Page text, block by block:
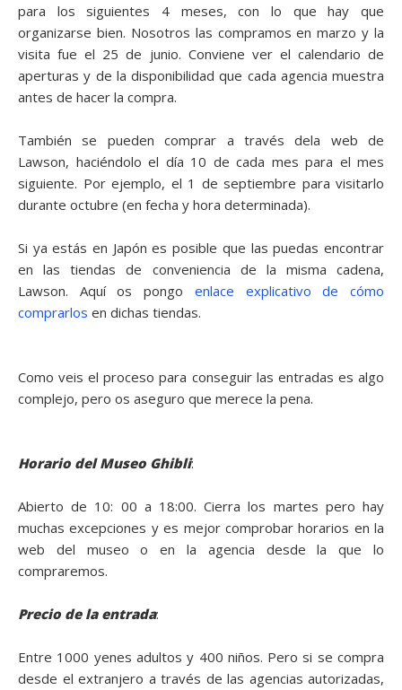
para los siguientes 4 meses, con lo que hay que
organizarse bien. Nosotros las compramos en marzo y la
visita fue el 25 de junio. Conviene ver el calendario de
aperturas y de la disponibilidad que cada agencia muestra
antes de hacer la compra.
También se pueden comprar a través dela web de
Lawson, haciéndolo el día 10 de cada mes para el mes
siguiente. Por ejemplo, el 1 de septiembre para visitarlo
durante octubre (en fecha y hora determinada).
Si ya estás en Japón es posible que las puedas encontrar
en las tiendas de conveniencia de la misma cadena,
Lawson. Aquí os pongo enlace explicativo de cómo
comprarlos en dichas tiendas.
Como veis el proceso para conseguir las entradas es algo
complejo, pero os aseguro que merece la pena.
Horario del Museo Ghibli:
Abierto de 10: 00 a 18:00. Cierra los martes pero hay
muchas excepciones y es mejor comprobar horarios en la
web del museo o en la agencia desde la que lo
compraremos.
Precio de la entrada:
Entre 1000 yenes adultos y 400 niños. Pero si se compra
desde el extranjero a través de las agencias autorizadas,